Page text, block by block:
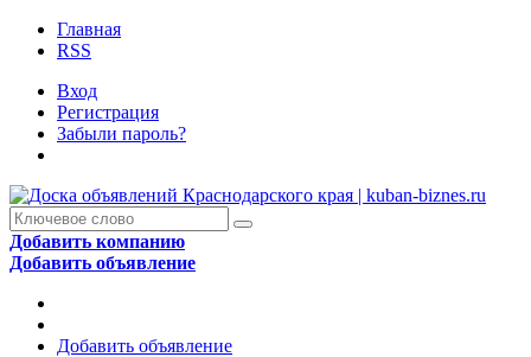
Главная
RSS
Вход
Регистрация
Забыли пароль?
Добавить компанию
Добавить объявление
Добавить объявление